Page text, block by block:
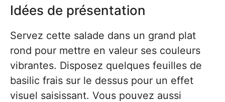
Idées de présentation
Servez cette salade dans un grand plat
rond pour mettre en valeur ses couleurs
vibrantes. Disposez quelques feuilles de
basilic frais sur le dessus pour un effet
visuel saisissant. Vous pouvez aussi